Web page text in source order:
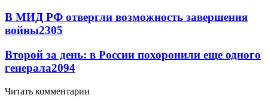
В МИД РФ отвергли возможность завершения
войны2305
Второй за день: в России похоронили еще одного
генерала2094
Читать комментарии